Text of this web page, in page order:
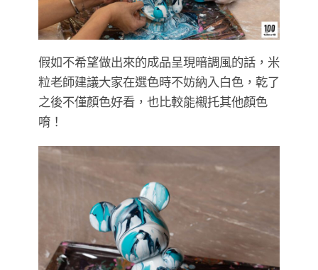
假如不希望做出來的成品呈現暗調風的話，米
粒老師建議大家在選色時不妨納入白色，乾了
之後不僅顏色好看，也比較能襯托其他顏色
唷！